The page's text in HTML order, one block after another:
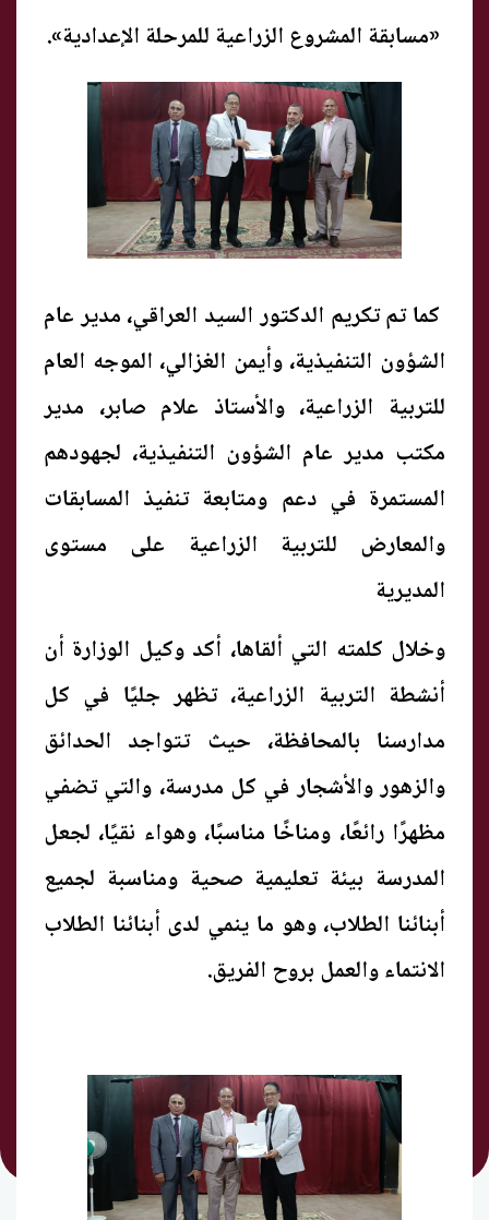
«مسابقة المشروع الزراعية للمرحلة الإعدادية».
كما تم تكريم الدكتور السيد العراقي، مدير عام
الشؤون التنفيذية، وأيمن الغزالي، الموجه العام
للتربية الزراعية، والأستاذ علام صابر، مدير
مكتب مدير عام الشؤون التنفيذية، لجهودهم
المستمرة في دعم ومتابعة تنفيذ المسابقات
والمعارض للتربية الزراعية على مستوى
المديرية
وخلال كلمته التي ألقاها، أكد وكيل الوزارة أن
أنشطة التربية الزراعية، تظهر جليًا في كل
مدارسنا بالمحافظة، حيث تتواجد الحدائق
والزهور والأشجار في كل مدرسة، والتي تضفي
مظهرًا رائعًا، ومناخًا مناسبًا، وهواء نقيًا، لجعل
المدرسة بيئة تعليمية صحية ومناسبة لجميع
أبنائنا الطلاب، وهو ما ينمي لدى أبنائنا الطلاب
الانتماء والعمل بروح الفريق.